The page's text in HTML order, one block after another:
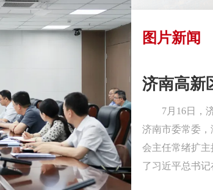
图片新闻
济南高新
优秀党
党...